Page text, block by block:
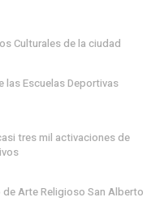
Culturales de la ciudad
las Escuelas Deportivas
tres mil activaciones de
Arte Religioso San Alberto